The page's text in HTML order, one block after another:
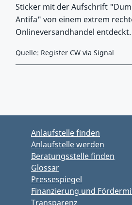
Sticker mit der Aufschrift
Antifa" von einem extrem
Onlineversandhandel entdeckt.
Quelle: Register CW via Signal
Anlaufstelle finden
Anlaufstelle werden
Beratungsstelle finden
Glossar
Pressespiegel
Finanzierung und
Transparenz